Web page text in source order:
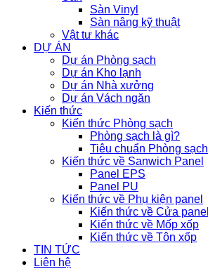
Sàn Vinyl
Sàn nâng kỹ thuật
Vật tư khác
DỰ ÁN
Dự án Phòng sạch
Dự án Kho lạnh
Dự án Nhà xưởng
Dự án Vách ngăn
Kiến thức
Kiến thức Phòng sạch
Phòng sạch là gì?
Tiêu chuẩn Phòng sạch
Kiến thức về Sanwich Panel
Panel EPS
Panel PU
Kiến thức về Phụ kiện panel
Kiến thức về Cửa panel
Kiến thức về Mốp xốp
Kiến thức về Tôn xốp
TIN TỨC
Liên hệ